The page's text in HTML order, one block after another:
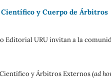
y Cuerpo de Árbitros
Editorial URU invitan a la
y Árbitros Externos (ad